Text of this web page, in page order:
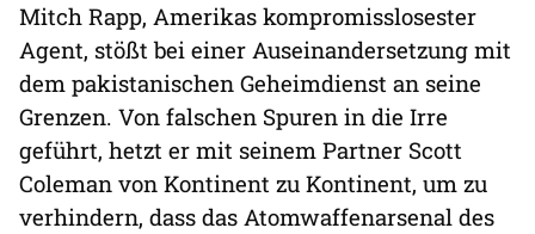
Mitch Rapp, Amerikas kompromisslosester
Agent, stößt bei einer Auseinandersetzung mit
dem pakistanischen Geheimdienst an seine
Grenzen. Von falschen Spuren in die Irre
geführt, hetzt er mit seinem Partner Scott
Coleman von Kontinent zu Kontinent, um zu
verhindern, dass das Atomwaffenarsenal des